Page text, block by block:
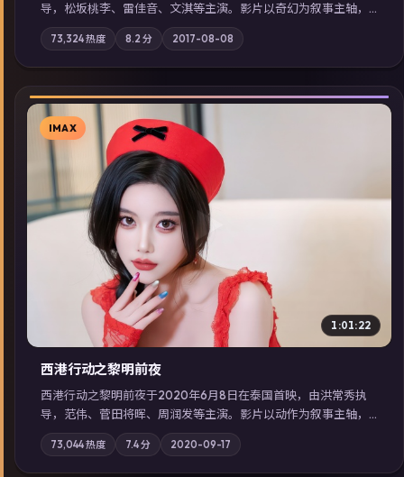
导，松坂桃李、雷佳音、文淇等主演。影片以奇幻为叙事主轴，
旧案重提，真相与谎言在同一条时间线上交锋；摄影与配乐强化
地域气质；站内亦可通过「国产免费观看高清电视剧在线看」延
展检索同类型高分佳作，畅享高清在线追剧体验。
73,324热度 8.2 分 2017-08-08
▶
IMAX
1:01:22
西港行动之黎明前夜
西港行动之黎明前夜于2020年6月8日在泰国首映，由洪常秀执
导，范伟、菅田将晖、周润发等主演。影片以动作为叙事主轴，
亲情与职责必须在倒计时结束前做出抉择；摄影与配乐强化地域
气质；站内亦可通过「国产免费观看高清电视剧在线看」延展检
索同类型高分佳作，畅享高清在线追剧体验。
73,044热度 7.4分 2020-09-17